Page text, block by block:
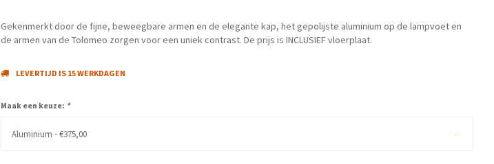
Gekenmerkt door de fijne, beweegbare armen en de elegante kap, het gepolijste aluminium op de lampvoet en
de armen van de Tolomeo zorgen voor een uniek contrast. De prijs is INCLUSIEF vloerplaat.
LEVERTIJD IS 15 WERKDAGEN
Maak een keuze: *
Aluminium - €375,00